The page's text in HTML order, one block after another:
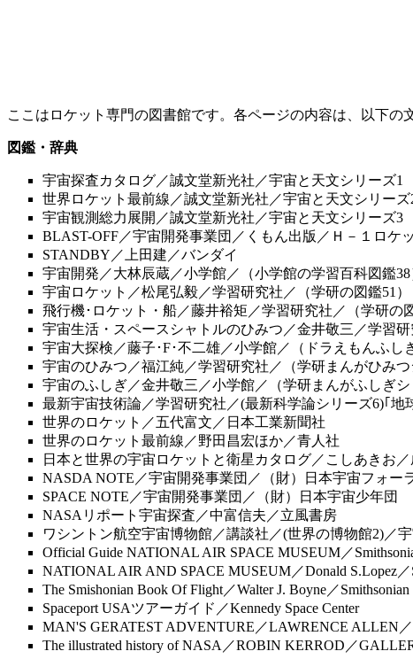
ここはロケット専門の図書館です。各ページの内容は、以下
図鑑・辞典
宇宙探査カタログ／誠文堂新光社／宇宙と天文シリーズ1
世界ロケット最前線／誠文堂新光社／宇宙と天文シリーズ
宇宙観測総力展開／誠文堂新光社／宇宙と天文シリーズ3
BLAST-OFF／宇宙開発事業団／くもん出版／Ｈ－１ロケ
STANDBY／上田建／バンダイ
宇宙開発／大林辰蔵／小学館／（小学館の学習百科図鑑38
宇宙ロケット／松尾弘毅／学習研究社／（学研の図鑑51）
飛行機･ロケット・船／藤井裕矩／学習研究社／（学研の図
宇宙生活・スペースシャトルのひみつ／金井敬三／学習
宇宙大探検／藤子･F･不二雄／小学館／（ドラえもんふし
宇宙のひみつ／福江純／学習研究社／（学研まんがひみつ
宇宙のふしぎ／金井敬三／小学館／（学研まんがふしぎシ
最新宇宙技術論／学習研究社／(最新科学論シリーズ6)｢地
世界のロケット／五代富文／日本工業新聞社
世界のロケット最前線／野田昌宏ほか／青人社
日本と世界の宇宙ロケットと衛星カタログ／こしあきお
NASDA NOTE／宇宙開発事業団／（財）日本宇宙フォー
SPACE NOTE／宇宙開発事業団／（財）日本宇宙少年団
NASAリポート宇宙探査／中富信夫／立風書房
ワシントン航空宇宙博物館／講談社／(世界の博物館2)／
Official Guide NATIONAL AIR SPACE MUSEUM／
NATIONAL AIR AND SPACE MUSEUM／Donald S.Lopez
The Smishonian Book Of Flight／Walter J. Boyne／Smithsonian
Spaceport USAツアーガイド／Kennedy Space Center
MAN'S GERATEST ADVENTURE／LAWRENCE ALLEN／
The illustrated history of NASA／ROBIN KERROD／